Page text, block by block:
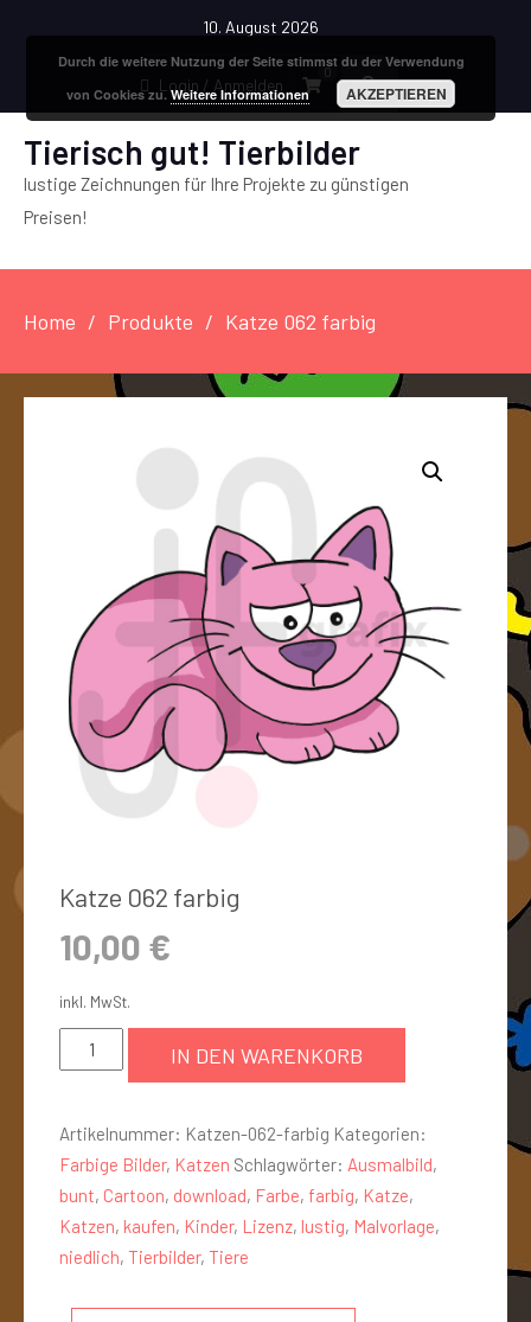
10. August 2026
Login / Anmelden
0
Tierisch gut! Tierbilder
lustige Zeichnungen für Ihre Projekte zu günstigen
Preisen!
Home Produkte Katze 062 farbig
Katze 062 farbig
10,00 €
inkl. MwSt.
IN DEN WARENKORB
Artikelnummer: Katzen-062-farbig Kategorien:
Farbige Bilder, Katzen Schlagwörter: Ausmalbild,
bunt, Cartoon, download, Farbe, farbig, Katze,
Katzen, kaufen, Kinder, Lizenz, lustig, Malvorlage,
niedlich, Tierbilder, Tiere
Durch die weitere Nutzung der Seite stimmst du der Verwendung
von Cookies zu.Weitere Informationen AKZEPTIEREN